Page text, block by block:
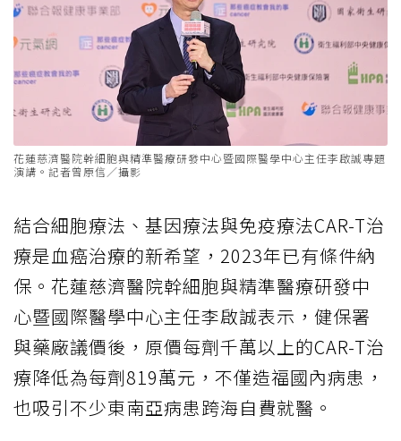
花蓮慈濟醫院幹細胞與精準醫療研發中心暨國際醫學中心主任李啟誠專題
演講。記者曾原信／攝影
結合細胞療法、基因療法與免疫療法CAR-T治
療是血癌治療的新希望，2023年已有條件納
保。花蓮慈濟醫院幹細胞與精準醫療研發中
心暨國際醫學中心主任李啟誠表示，健保署
與藥廠議價後，原價每劑千萬以上的CAR-T治
療降低為每劑819萬元，不僅造福國內病患，
也吸引不少東南亞病患跨海自費就醫。